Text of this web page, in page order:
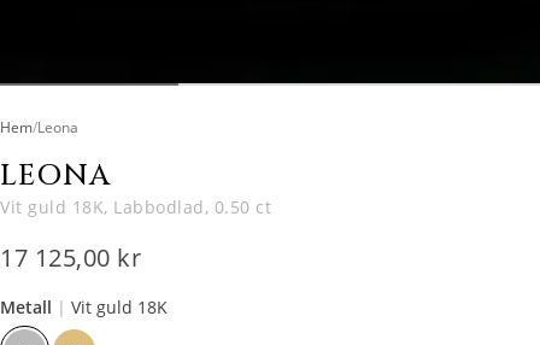
Hem/Leona
LEONA
Vit guld 18K, Labbodlad, 0.50 ct
17 125,00 kr
Metall | Vit guld 18K